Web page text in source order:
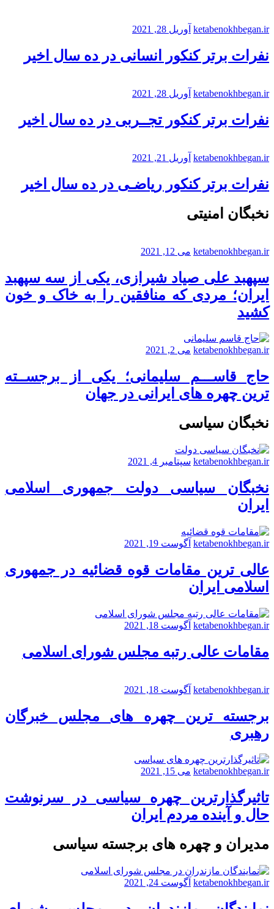
ketabenokhbegan.ir آوریل 28, 2021
نفرات برتر کنکور انسانی در ده سال اخیر
ketabenokhbegan.ir آوریل 28, 2021
نفرات برتر کنکور تجــربی در ده سال اخیر
ketabenokhbegan.ir آوریل 21, 2021
نفرات برتر کنکور ریاضـی در ده سال اخیر
نخبگان امنیتی
ketabenokhbegan.ir می 12, 2021
سپهبد علی صیاد شیرازی، یکی از سه سپهبد
ایران؛ مردی که منافقین را به خاک و خون
کشید
ketabenokhbegan.ir می 2, 2021
حاج قاســـم سلیمانی؛ یکی از برجســته
ترین چهره های ایرانی در جهان
نخبگان سیاسی
ketabenokhbegan.ir سپتامبر 4, 2021
نخبگان سیاسی دولت جمهوری اسلامی
ایران
ketabenokhbegan.ir آگوست 19, 2021
عالی ترین مقامات قوه قضائیه در جمهوری
اسلامی ایران
ketabenokhbegan.ir آگوست 18, 2021
مقامات عالی رتبه مجلس شورای اسلامی
ketabenokhbegan.ir آگوست 18, 2021
برجسته ترین چهره های مجلس خبرگان
رهبری
ketabenokhbegan.ir می 15, 2021
تاثیرگذارترین چهره سیاسی در سرنوشت
حال و آینده مردم ایران
مدیران و چهره های برجسته سیاسی
ketabenokhbegan.ir آگوست 24, 2021